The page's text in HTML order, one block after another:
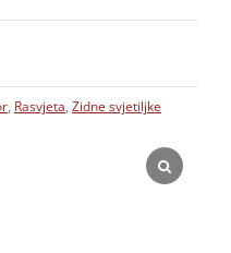
, Rasvjeta, Zidne svjetiljke